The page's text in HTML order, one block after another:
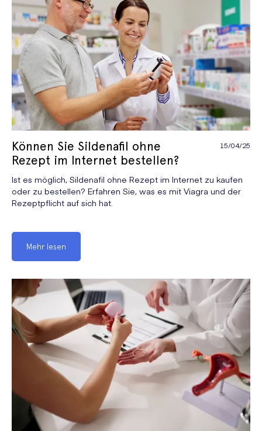
Sexualgesundheit Sexuelle Gesundheit
Verhütung Verhütung Vorzeitiger Samenerguss
Können Sie Sildenafil ohne
Rezept im Internet bestellen?
15/04/25
Ist es möglich, Sildenafil ohne Rezept im Internet zu kaufen
oder zu bestellen? Erfahren Sie, was es mit Viagra und der
Rezeptpflicht auf sich hat.
Mehr lesen